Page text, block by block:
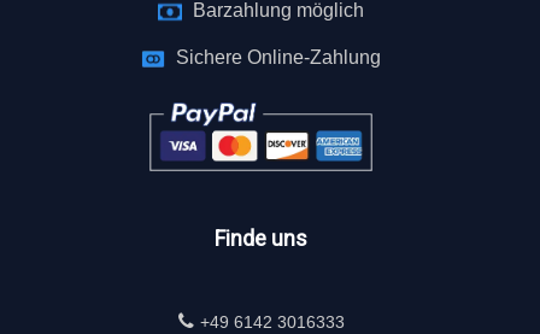
Barzahlung möglich
Sichere Online-Zahlung
Finde uns
+49 6142 3016333